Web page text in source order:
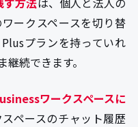
ークスペースを切り替
プランを持っていれ
続できます。
ワークスペースに
ペースのチャット履歴